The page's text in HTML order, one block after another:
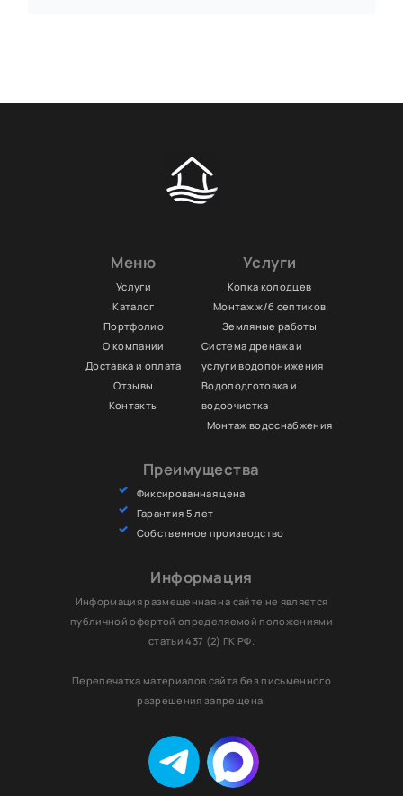
Меню
Услуги
Каталог
Портфолио
О компании
Доставка и оплата
Отзывы
Контакты
Услуги
Копка колодцев
Монтаж ж/б септиков
Земляные работы
Система дренажа и
услуги водопонижения
Водоподготовка и
водоочистка
Монтаж водоснабжения
Преимущества
Фиксированная цена
Гарантия 5 лет
Собственное производство
Информация
Информация размещенная на сайте не является
публичной офертой определяемой положениями
статьи 437 (2) ГК РФ.
Перепечатка материалов сайта без письменного
разрешения запрещена.